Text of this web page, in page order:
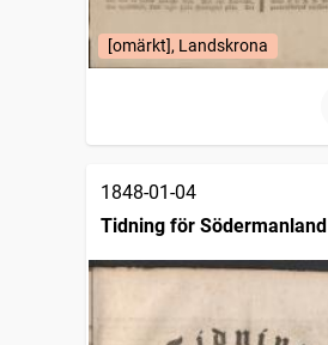
[omärkt], Landskrona
1848-01-04
Tidning för Södermanland